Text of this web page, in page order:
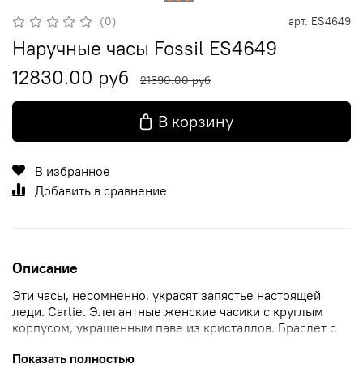
(0) арт. ES4649
Наручные часы Fossil ES4649
12830.00 руб
21390.00 руб
В корзину
В избранное
Добавить в сравнение
Описание
Эти часы, несомненно, украсят запястье настоящей
леди. Carlie. Элегантные женские часики с круглым
корпусом, украшенным паве из кристаллов. Браслет с
Показать полностью